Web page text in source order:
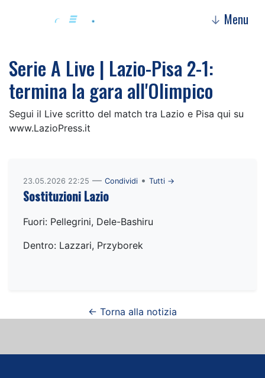
↓ Menu
Serie A Live | Lazio-Pisa 2-1:
termina la gara all'Olimpico
Segui il Live scritto del match tra Lazio e Pisa qui su
www.LazioPress.it
23.05.2026 22:25 — Condividi • Tutti →
Sostituzioni Lazio
Fuori: Pellegrini, Dele-Bashiru
Dentro: Lazzari, Przyborek
← Torna alla notizia